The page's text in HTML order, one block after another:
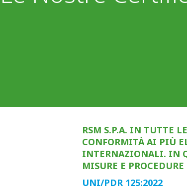
RSM S.P.A. IN TUTTE
CONFORMITÀ AI PIÙ
INTERNAZIONALI. IN
MISURE E
UNI/PDR 125:2022